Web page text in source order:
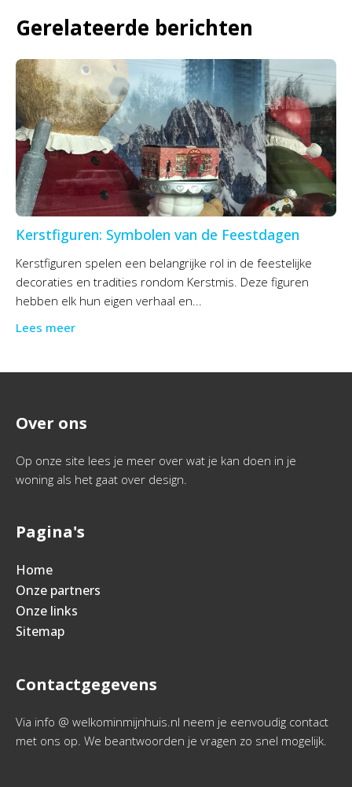
Gerelateerde berichten
Kerstfiguren: Symbolen van de Feestdagen
Kerstfiguren spelen een belangrijke rol in de feestelijke
decoraties en tradities rondom Kerstmis. Deze figuren
hebben elk hun eigen verhaal en...
Lees meer
Over ons
Op onze site lees je meer over wat je kan doen in je
woning als het gaat over design.
Pagina's
Home
Onze partners
Onze links
Sitemap
Contactgegevens
Via info @ welkominmijnhuis.nl neem je eenvoudig contact
met ons op. We beantwoorden je vragen zo snel mogelijk.